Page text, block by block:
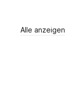
Alle anzeigen